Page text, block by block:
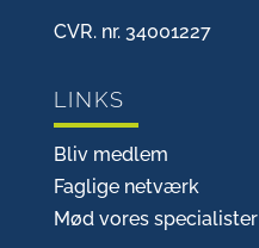
CVR. nr. 34001227
LINKS
Bliv medlem
Faglige netværk
Mød vores specialister